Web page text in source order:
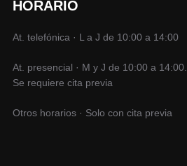
HORARIO
At. telefónica · L a J de 10:00 a 14:00
At. presencial · M y J de 10:00 a 14:00.
Se requiere cita previa
Otros horarios · Solo con cita previa